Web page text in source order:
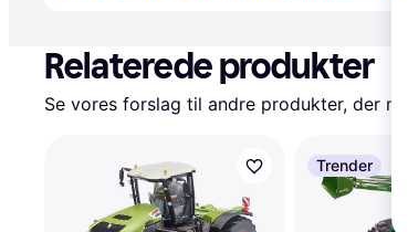
Relaterede produkter
Se vores forslag til andre produkter, der
Trender